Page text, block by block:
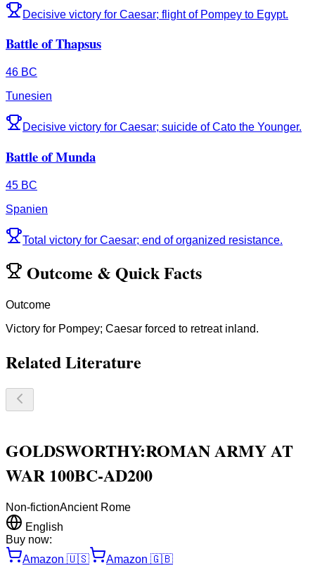
Decisive victory for Caesar; flight of Pompey to Egypt.
Battle of Thapsus
46 BC
Tunesien
Decisive victory for Caesar; suicide of Cato the Younger.
Battle of Munda
45 BC
Spanien
Total victory for Caesar; end of organized resistance.
Outcome & Quick Facts
Outcome
Victory for Pompey; Caesar forced to retreat inland.
Related Literature
GOLDSWORTHY:ROMAN ARMY AT
WAR 100BC-AD200
Non-fictionAncient Rome
English
Buy now:
Amazon 🇺🇸 Amazon 🇬🇧